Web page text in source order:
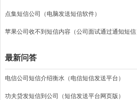
点集短信公司（电脑发送短信软件）
苹果公司收不到短信内容（公司面试通过通知短信
最新问答
电信公司短信介绍衡水（电信短信发送平台）
功夫贷发短信到公司（短信发送平台网页版）